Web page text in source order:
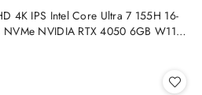
4K IPS Intel Core Ultra 7 155H 16-
NVIDIA RTX 4050 6GB W11